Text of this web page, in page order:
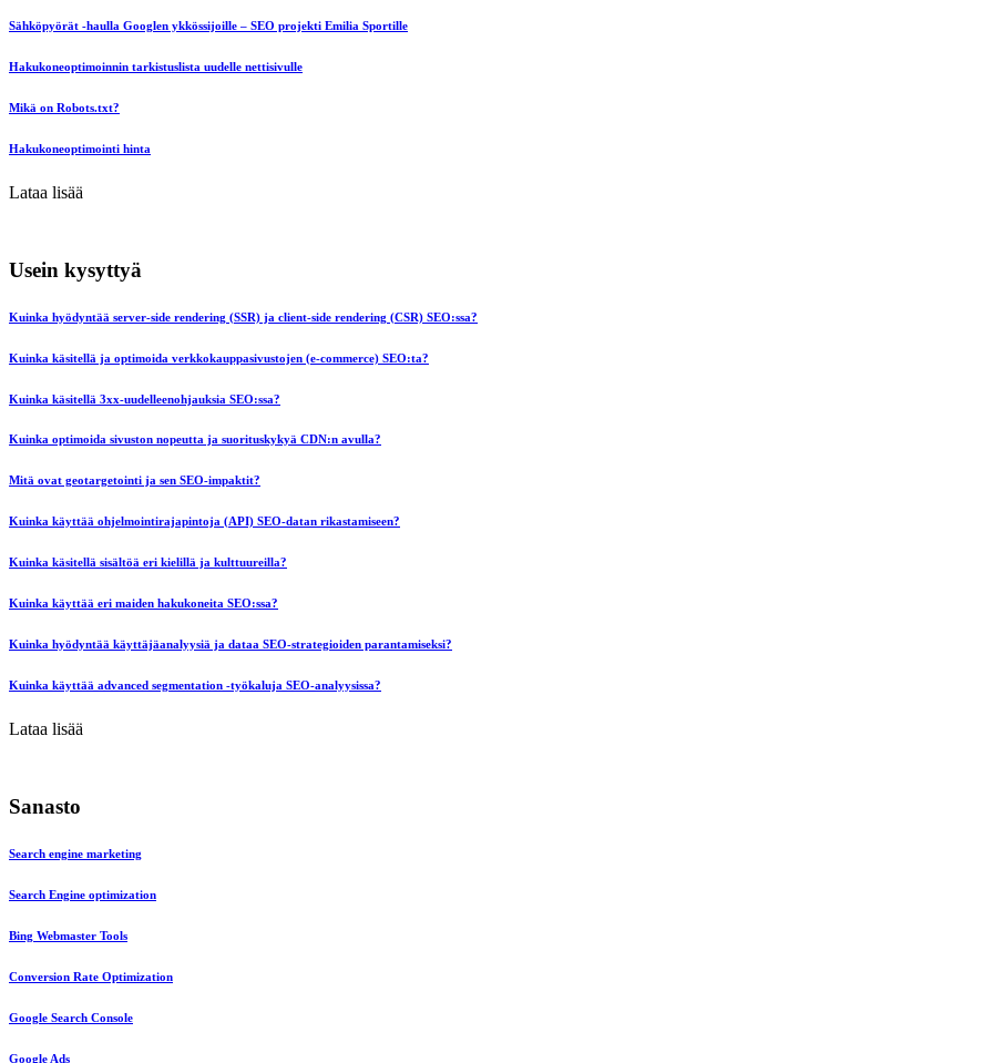
Sähköpyörät -haulla Googlen ykkössijoille – SEO projekti Emilia Sportille
Hakukoneoptimoinnin tarkistuslista uudelle nettisivulle
Mikä on Robots.txt?
Hakukoneoptimointi hinta
Lataa lisää
Usein kysyttyä
Kuinka hyödyntää server-side rendering (SSR) ja client-side rendering (CSR) SEO:ssa?
Kuinka käsitellä ja optimoida verkkokauppasivustojen (e-commerce) SEO:ta?
Kuinka käsitellä 3xx-uudelleenohjauksia SEO:ssa?
Kuinka optimoida sivuston nopeutta ja suorituskykyä CDN:n avulla?
Mitä ovat geotargetointi ja sen SEO-impaktit?
Kuinka käyttää ohjelmointirajapintoja (API) SEO-datan rikastamiseen?
Kuinka käsitellä sisältöä eri kielillä ja kulttuureilla?
Kuinka käyttää eri maiden hakukoneita SEO:ssa?
Kuinka hyödyntää käyttäjäanalyysiä ja dataa SEO-strategioiden parantamiseksi?
Kuinka käyttää advanced segmentation -työkaluja SEO-analyysissa?
Lataa lisää
Sanasto
Search engine marketing
Search Engine optimization
Bing Webmaster Tools
Conversion Rate Optimization
Google Search Console
Google Ads